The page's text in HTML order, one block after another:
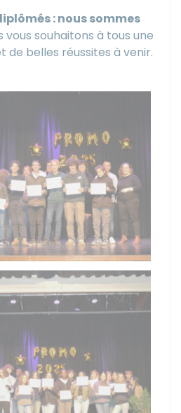
: nous sommes
vous souhaitons à tous une
de belles réussites à venir.